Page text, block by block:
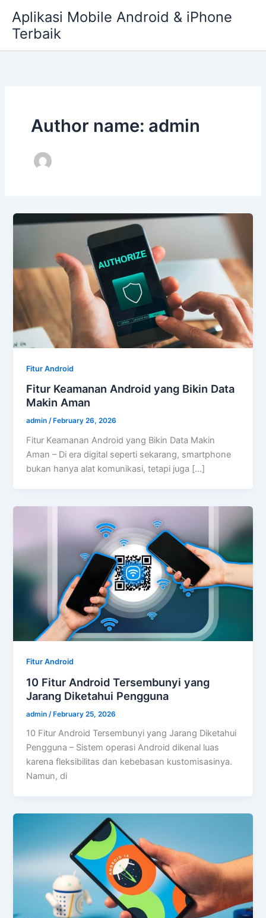
content
Aplikasi Mobile Android & iPhone
Terbaik
Author name: admin
Fitur Android
Fitur Keamanan Android yang Bikin Data
Makin Aman
admin/ February 26, 2026
Fitur Keamanan Android yang Bikin Data Makin
Aman – Di era digital seperti sekarang, smartphone
bukan hanya alat komunikasi, tetapi juga […]
Fitur Android
10 Fitur Android Tersembunyi yang
Jarang Diketahui Pengguna
admin /February 25, 2026
10 Fitur Android Tersembunyi yang Jarang Diketahui
Pengguna – Sistem operasi Android dikenal luas
karena fleksibilitas dan kebebasan kustomisasinya.
Namun, di